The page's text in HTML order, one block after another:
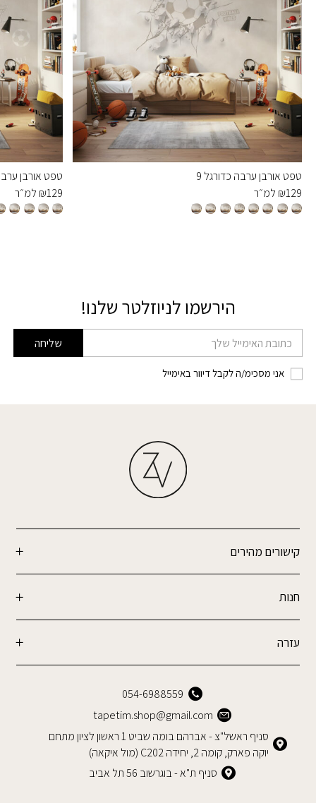
טפט אורבן ערבה כדורגל 9
₪129 למ״ר
טפט אורבן
₪129 למ״ר
הירשמו לניוזלטר שלנו!
דוא׳׳ל שליחה
אני מסכימ/ה לקבל דיוור באימייל
קישורים מהירים
חנות
עזרה
054-6988559
tapetim.shop@gmail.com
סניף ראשל"צ - אברהם בומה שביט 1 ראשון לציון מתחם
יוקה פארק, קומה 2, יחידה C202 (מול איקאה)
סניף ת"א - בוגרשוב 56 תל אביב